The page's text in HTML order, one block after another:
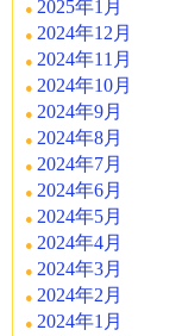
2025年1月
2024年12月
2024年11月
2024年10月
2024年9月
2024年8月
2024年7月
2024年6月
2024年5月
2024年4月
2024年3月
2024年2月
2024年1月